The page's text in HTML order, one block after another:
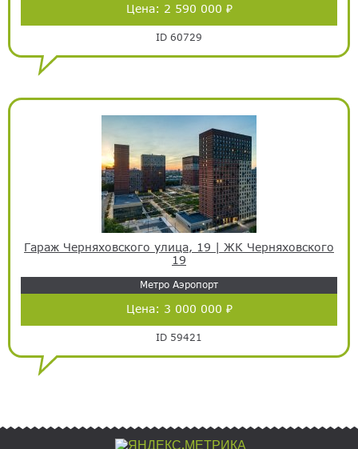
Цена: 2 590 000 ₽
ID 60729
Гараж Черняховского улица, 19 | ЖК Черняховского
19
Метро Аэропорт
Цена: 3 000 000 ₽
ID 59421